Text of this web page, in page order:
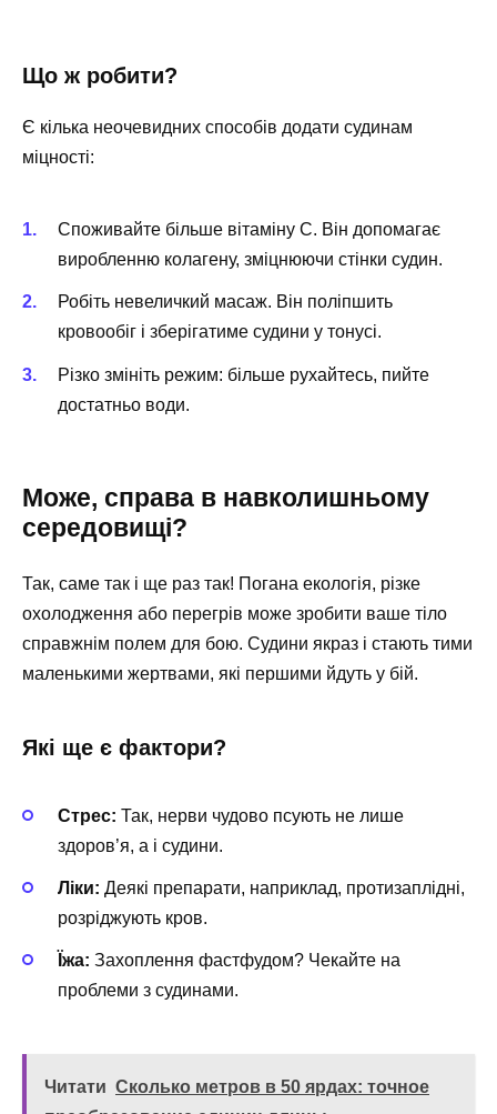
Що ж робити?
Є кілька неочевидних способів додати судинам
міцності:
Споживайте більше вітаміну C. Він допомагає
виробленню колагену, зміцнюючи стінки судин.
Робіть невеличкий масаж. Він поліпшить
кровообіг і зберігатиме судини у тонусі.
Різко змініть режим: більше рухайтесь, пийте
достатньо води.
Може, справа в навколишньому
середовищі?
Так, саме так і ще раз так! Погана екологія, різке
охолодження або перегрів може зробити ваше тіло
справжнім полем для бою. Судини якраз і стають тими
маленькими жертвами, які першими йдуть у бій.
Які ще є фактори?
Стрес: Так, нерви чудово псують не лише
здоров’я, а і судини.
Ліки: Деякі препарати, наприклад, протизаплідні,
розріджують кров.
Їжа: Захоплення фастфудом? Чекайте на
проблеми з судинами.
Читати Сколько метров в 50 ярдах: точное